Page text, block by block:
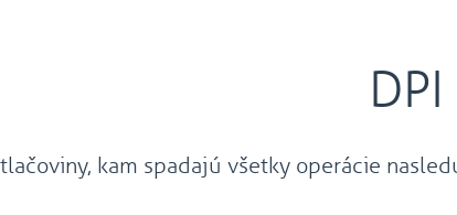
DPI
kam spadajú všetky operácie